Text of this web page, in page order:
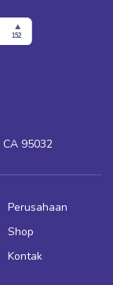
95032
Perusahaan
Shop
Kontak